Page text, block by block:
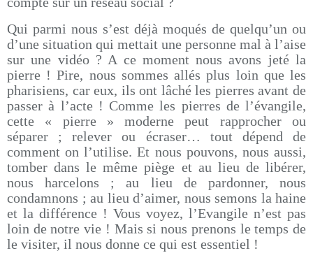
Qui parmi nous s’est déjà moqués de quelqu’un ou
d’une situation qui mettait une personne mal à l’aise
sur une vidéo ? A ce moment nous avons jeté la
pierre ! Pire, nous sommes allés plus loin que les
pharisiens, car eux, ils ont lâché les pierres avant de
passer à l’acte ! Comme les pierres de l’évangile,
cette « pierre » moderne peut rapprocher ou
séparer ; relever ou écraser… tout dépend de
comment on l’utilise. Et nous pouvons, nous aussi,
tomber dans le même piège et au lieu de libérer,
nous harcelons ; au lieu de pardonner, nous
condamnons ; au lieu d’aimer, nous semons la haine
et la différence ! Vous voyez, l’Evangile n’est pas
loin de notre vie ! Mais si nous prenons le temps de
le visiter, il nous donne ce qui est essentiel !